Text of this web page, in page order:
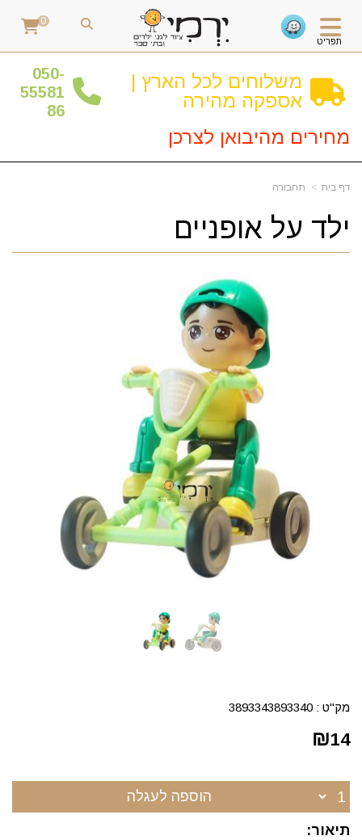
תפריט
0
משלוחים לכל הארץ |
אספקה מהירה
050-
55581
86
מחירים מהיבואן לצרכן
דף בית תחבורה
ילד על אופניים
מק"ט : 3893343893340
₪14
הוספה לעגלה
תיאור: